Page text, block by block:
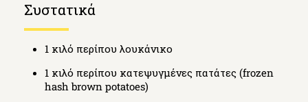
Συστατικά
1 κιλό περίπου λουκάνικο
1 κιλό περίπου κατεψυγμένες πατάτες (frozen
hash brown potatoes)